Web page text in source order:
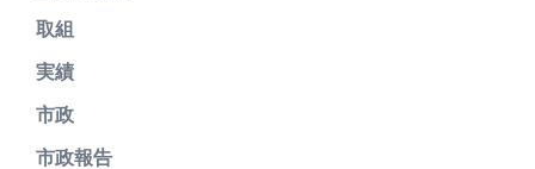
取組
実績
市政
市政報告